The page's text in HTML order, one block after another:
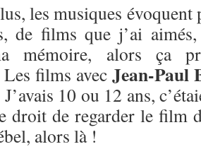
les musiques
de films que j’ai
mémoire, alors ça
films avec Jean-Paul
10 ou 12 ans,
droit de regarder le film
alors là !